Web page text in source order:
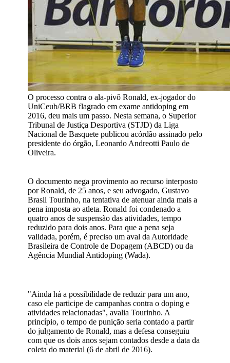
O processo contra o ala-pivô Ronald, ex-jogador do
UniCeub/BRB flagrado em exame antidoping em
2016, deu mais um passo. Nesta semana, o Superior
Tribunal de Justiça Desportiva (STJD) da Liga
Nacional de Basquete publicou acórdão assinado pelo
presidente do órgão, Leonardo Andreotti Paulo de
Oliveira.
O documento nega provimento ao recurso interposto
por Ronald, de 25 anos, e seu advogado, Gustavo
Brasil Tourinho, na tentativa de atenuar ainda mais a
pena imposta ao atleta. Ronald foi condenado a
quatro anos de suspensão das atividades, tempo
reduzido para dois anos. Para que a pena seja
validada, porém, é preciso um aval da Autoridade
Brasileira de Controle de Dopagem (ABCD) ou da
Agência Mundial Antidoping (Wada).
"Ainda há a possibilidade de reduzir para um ano,
caso ele participe de campanhas contra o doping e
atividades relacionadas", avalia Tourinho. A
princípio, o tempo de punição seria contado a partir
do julgamento de Ronald, mas a defesa conseguiu
com que os dois anos sejam contados desde a data da
coleta do material (6 de abril de 2016).